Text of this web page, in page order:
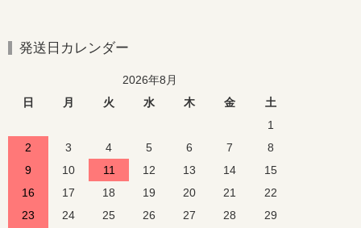
発送日カレンダー
2026年8月
日
月 火 水 木 金
土
1
2
3 4 5 6 7
8
9
10 11 12 13 14
15
16
17 18 19 20 21
22
23
24 25 26 27 28
29